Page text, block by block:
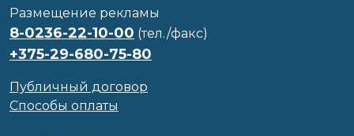
Размещение рекламы
8-0236-22-10-00 (тел./факс)
+375-29-680-75-80
Публичный договор
Способы оплаты